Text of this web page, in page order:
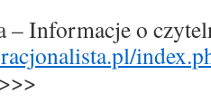
– Informacje o